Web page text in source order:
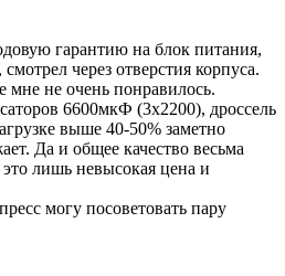
гарантию на блок питания,
через отверстия корпуса.
мне не очень понравилось.
6600мкФ (3х2200), дроссель
выше 40-50% заметно
Да и общее качество весьма
лишь невысокая цена и
могу посоветовать пару